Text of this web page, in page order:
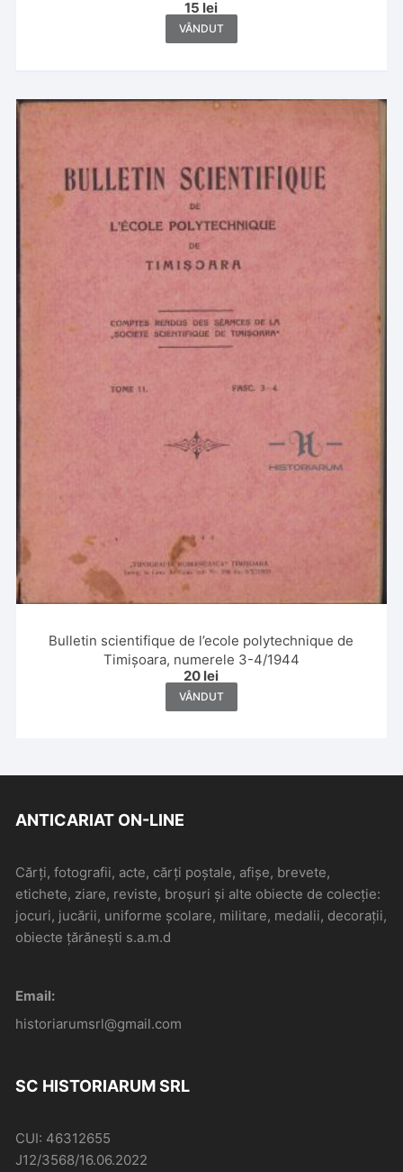
Subțirelu, 2007
15 lei
VÂNDUT
Bulletin scientifique de l’ecole polytechnique de
Timișoara, numerele 3-4/1944
20 lei
VÂNDUT
ANTICARIAT ON-LINE
Cărți, fotografii, acte, cărți poștale, afișe, brevete,
etichete, ziare, reviste, broșuri și alte obiecte de colecție:
jocuri, jucării, uniforme școlare, militare, medalii, decorații,
obiecte țărănești s.a.m.d
Email:
historiarumsrl@gmail.com
SC HISTORIARUM SRL
CUI: 46312655
J12/3568/16.06.2022